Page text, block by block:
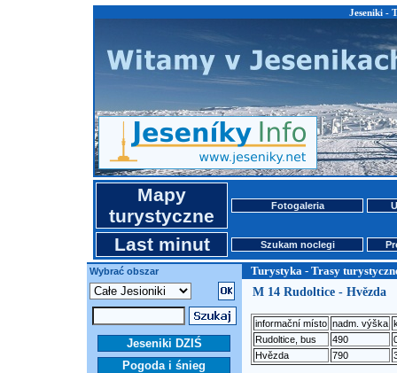
Jeseniki -
Mapy
turystyczne
Fotogaleria
Last minut Szukam noclegi
Wybrać obszar Turystyka - Trasy
Jeseniki DZIŚ
Pogoda i śnieg
M 14 Rudoltice - Hvězda
informační místo nadm. výška
Rudoltice, bus
490
Hvězda
790